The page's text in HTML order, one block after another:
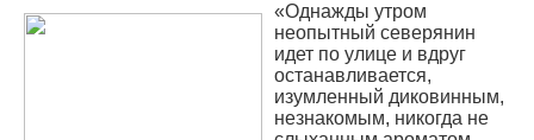
«Однажды утром
неопытный северянин
идет по улице и вдруг
останавливается,
изумленный диковинным,
незнакомым, никогда не